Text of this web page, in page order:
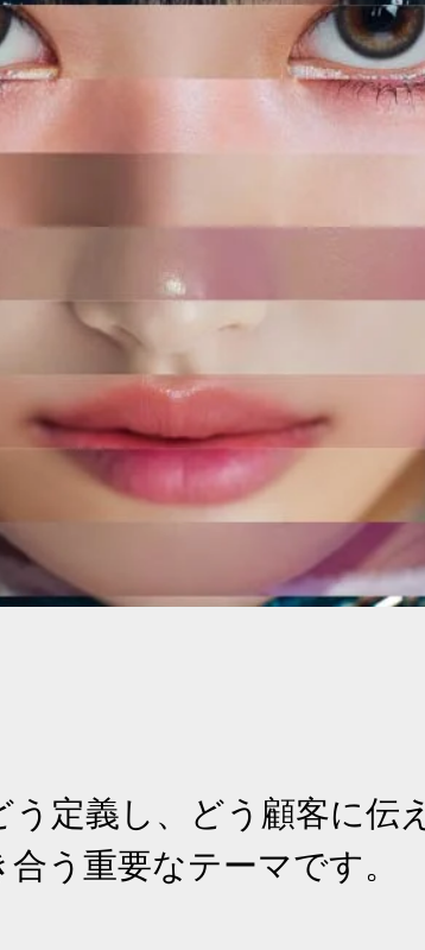
定義し、どう顧客に伝
う重要なテーマです。